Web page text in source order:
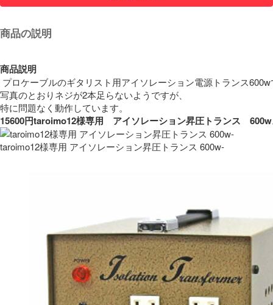
商品の説明
商品説明
プロケーブルのギタリスト用アイソレーション電源トランス
写真のとおりネジが2本足らないようですが、
15600円taroimo12様専用　アイソレーション昇圧トランス　
taroimo12様専用 アイソレーション昇圧トランス 600w-